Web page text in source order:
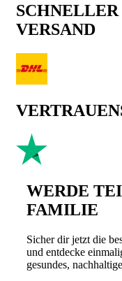
VERSAND
WERDE
FAMILIE
Sicher dir jetzt die
und entdecke
gesundes,